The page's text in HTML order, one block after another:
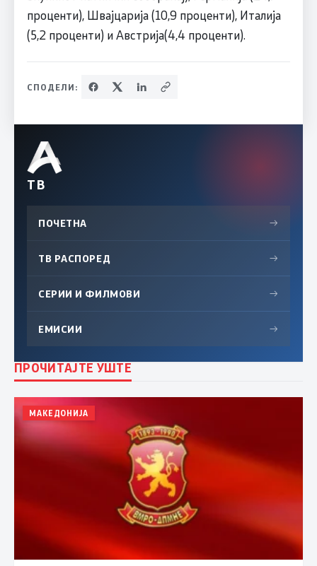
проценти), Швајцарија (10,9 проценти), Италија
(5,2 проценти) и Австрија(4,4 проценти).
СПОДЕЛИ:
ТВ
ПОЧЕТНА →
ТВ РАСПОРЕД →
СЕРИИ И ФИЛМОВИ →
ЕМИСИИ →
ПРОЧИТАЈТЕ УШТЕ
МАКЕДОНИЈА